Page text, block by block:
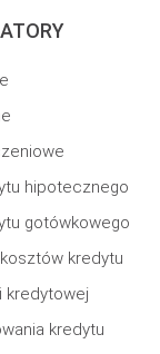
hipotecznego
gotówkowego
kredytu
kredytowej
kredytu